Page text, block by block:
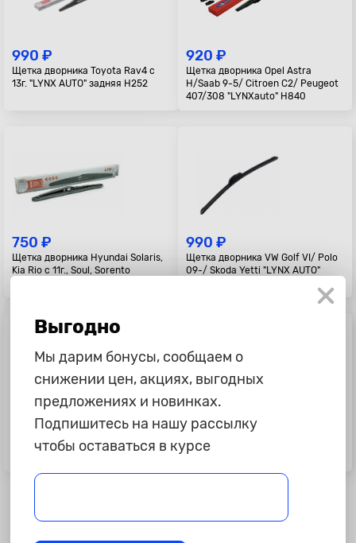
990 ₽
Щетка дворника Toyota Rav4 с
13г. "LYNX AUTO" задняя H252
920 ₽
Щетка дворника Opel Astra
H/Saab 9-5/ Citroen C2/ Peugeot
407/308 "LYNXauto" H840
750 ₽
Щетка дворника Hyundai Solaris,
Kia Rio с 11г., Soul, Sorento
990 ₽
Щетка дворника VW Golf VI/ Polo
09-/ Skoda Yetti "LYNX AUTO"
890 ₽
Щетка дворника Renault Sandero
1 290 ₽
Щетка дворника VW Golf Plus c
05г, Touran "Bosch" задняя A331H
Выгодно
Мы дарим бонусы, сообщаем о
снижении цен, акциях, выгодных
предложениях и новинках.
Подпишитесь на нашу рассылку
чтобы оставаться в курсе